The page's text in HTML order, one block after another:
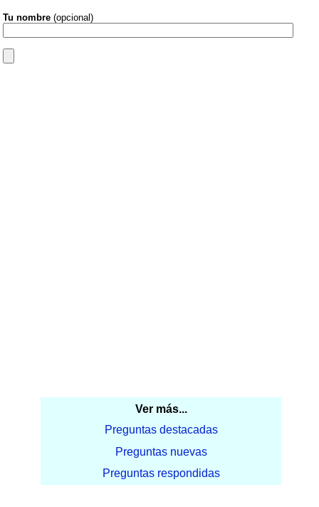
Tu nombre (opcional)
Ver más...
Preguntas destacadas
Preguntas nuevas
Preguntas respondidas